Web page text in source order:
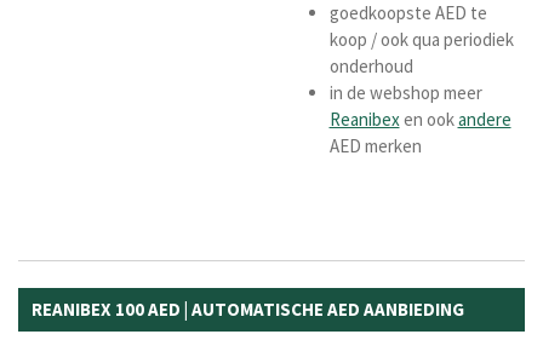
goedkoopste AED te
koop / ook qua periodiek
onderhoud
in de webshop meer
Reanibexen ookandere
AED merken
REANIBEX 100 AED | AUTOMATISCHE AED AANBIEDING